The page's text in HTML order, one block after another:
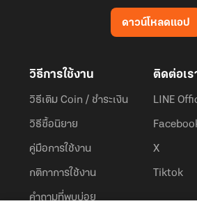
ดาวน์โหลดแอป
วิธีการใช้งาน
วิธีเติม Coin / ชำระเงิน
วิธีซื้อนิยาย
คู่มือการใช้งาน
กติกาการใช้งาน
คำถามที่พบบ่อย
ติดต่อเร
LINE
X
Tiktok